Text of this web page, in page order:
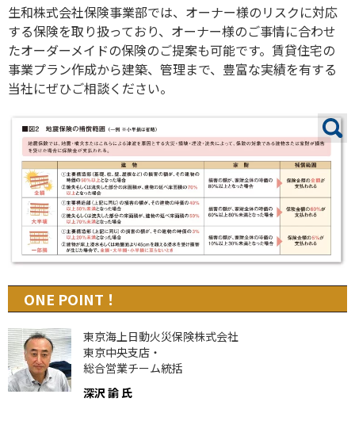
生和株式会社保険事業部では、オーナー様のリスクに対応
する保険を取り扱っており、オーナー様のご事情に合わせ
たオーダーメイドの保険のご提案も可能です。賃貸住宅の
事業プラン作成から建築、管理まで、豊富な実績を有する
当社にぜひご相談ください。
ONE POINT！
東京海上日動火災保険株式会社
東京中央支店・
総合営業チーム統括
深沢 諭 氏